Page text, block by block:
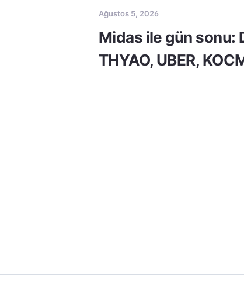
Ağustos 5, 2026
Midas ile gün sonu:
THYAO, UBER,